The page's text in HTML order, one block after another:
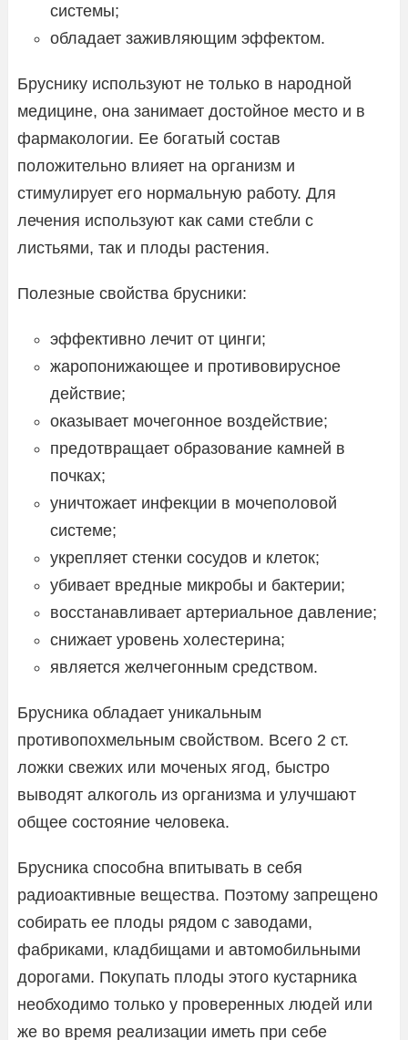
системы;
обладает заживляющим эффектом.
Бруснику используют не только в народной
медицине, она занимает достойное место и в
фармакологии. Ее богатый состав
положительно влияет на организм и
стимулирует его нормальную работу. Для
лечения используют как сами стебли с
листьями, так и плоды растения.
Полезные свойства брусники:
эффективно лечит от цинги;
жаропонижающее и противовирусное
действие;
оказывает мочегонное воздействие;
предотвращает образование камней в
почках;
уничтожает инфекции в мочеполовой
системе;
укрепляет стенки сосудов и клеток;
убивает вредные микробы и бактерии;
восстанавливает артериальное давление;
снижает уровень холестерина;
является желчегонным средством.
Брусника обладает уникальным
противопохмельным свойством. Всего 2 ст.
ложки свежих или моченых ягод, быстро
выводят алкоголь из организма и улучшают
общее состояние человека.
Брусника способна впитывать в себя
радиоактивные вещества. Поэтому запрещено
собирать ее плоды рядом с заводами,
фабриками, кладбищами и автомобильными
дорогами. Покупать плоды этого кустарника
необходимо только у проверенных людей или
же во время реализации иметь при себе